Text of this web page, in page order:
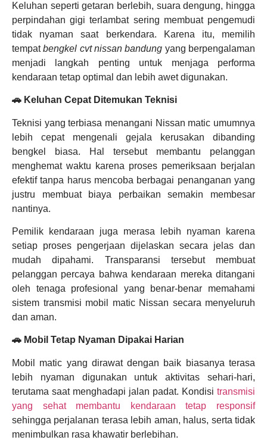
Keluhan seperti getaran berlebih, suara dengung, hingga
perpindahan gigi terlambat sering membuat pengemudi
tidak nyaman saat berkendara. Karena itu, memilih
tempatbengkel cvt nissan bandung yang berpengalaman
menjadi langkah penting untuk menjaga performa
kendaraan tetap optimal dan lebih awet digunakan.
🚗 Keluhan Cepat Ditemukan Teknisi
Teknisi yang terbiasa menangani Nissan matic umumnya
lebih cepat mengenali gejala kerusakan dibanding
bengkel biasa. Hal tersebut membantu pelanggan
menghemat waktu karena proses pemeriksaan berjalan
efektif tanpa harus mencoba berbagai penanganan yang
justru membuat biaya perbaikan semakin membesar
nantinya.
Pemilik kendaraan juga merasa lebih nyaman karena
setiap proses pengerjaan dijelaskan secara jelas dan
mudah dipahami. Transparansi tersebut membuat
pelanggan percaya bahwa kendaraan mereka ditangani
oleh tenaga profesional yang benar-benar memahami
sistem transmisi mobil matic Nissan secara menyeluruh
dan aman.
🚗 Mobil Tetap Nyaman Dipakai Harian
Mobil matic yang dirawat dengan baik biasanya terasa
lebih nyaman digunakan untuk aktivitas sehari-hari,
terutama saat menghadapi jalan padat. Kondisi transmisi
yang sehat membantu kendaraan tetap responsif
sehingga perjalanan terasa lebih aman, halus, serta tidak
menimbulkan rasa khawatir berlebihan.